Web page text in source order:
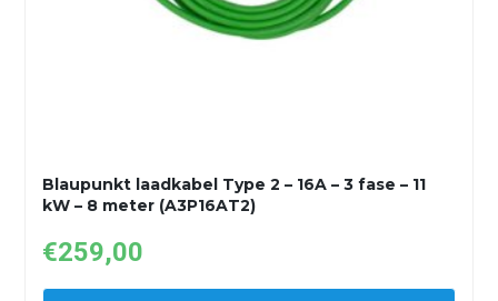
Blaupunkt laadkabel Type 2 – 16A – 3 fase – 11
kW – 8 meter (A3P16AT2)
€259,00